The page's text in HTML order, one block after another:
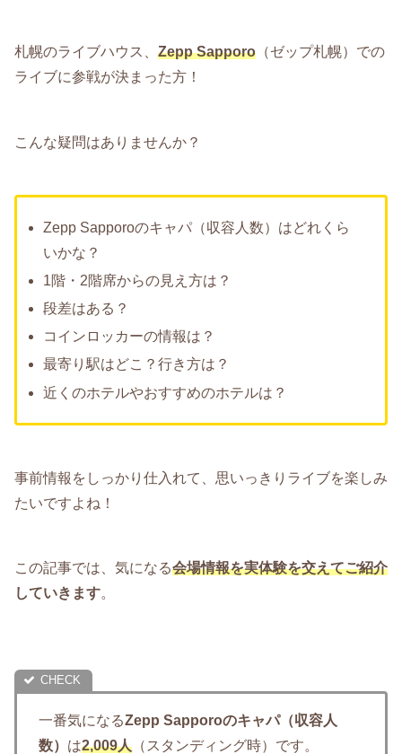
札幌のライブハウス、 Zepp Sapporo （ゼップ札幌）での
ライブに参戦が決まった方！
こんな疑問はありませんか？
Zepp Sapporoのキャパ（収容人数）はどれくら
いかな？
1階・2階席からの見え方は？
段差はある？
コインロッカーの情報は？
最寄り駅はどこ？行き方は？
近くのホテルやおすすめのホテルは？
事前情報をしっかり仕入れて、思いっきりライブを楽しみ
たいですよね！
この記事では、気になる会場情報を実体験を交えてご紹介
していきます。
一番気になるZepp Sapporoのキャパ（収容人
数） は2,009人 （スタンディング時）です。